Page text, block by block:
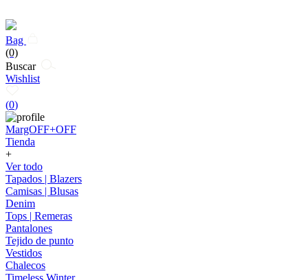
Bag
(0)
Buscar
Wishlist
(0)
MargOFF+OFF
Tienda
+
Ver todo
Tapados | Blazers
Camisas | Blusas
Denim
Tops | Remeras
Pantalones
Tejido de punto
Vestidos
Chalecos
Timeless Winter